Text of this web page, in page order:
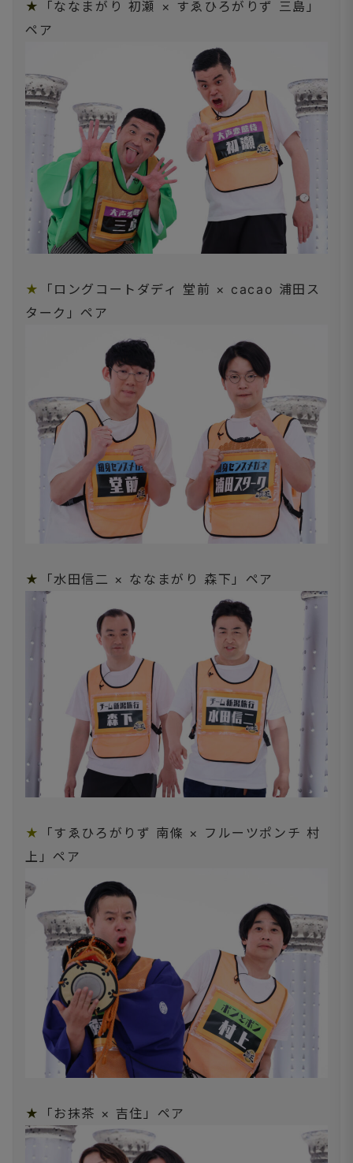
★
「ななまがり 初瀬 × すゑひろがりず 三島」
ペア
★
「ロングコートダディ 堂前 × cacao 浦田ス
ターク」ペア
★ 「水田信二 × ななまがり 森下」ペア
★
「すゑひろがりず 南條 × フルーツポンチ 村
上」ペア
★ 「お抹茶 × 吉住」ペア